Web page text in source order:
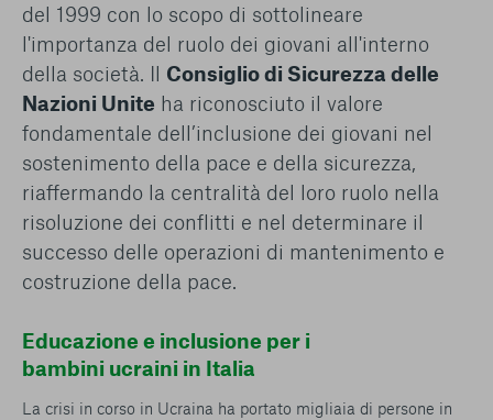
del 1999 con lo scopo di sottolineare
l'importanza del ruolo dei giovani all'interno
della società. Il Consiglio di Sicurezza delle
Nazioni Unite ha riconosciuto il valore
fondamentale dell’inclusione dei giovani nel
sostenimento della pace e della sicurezza,
riaffermando la centralità del loro ruolo nella
risoluzione dei conflitti e nel determinare il
successo delle operazioni di mantenimento e
costruzione della pace.
Educazione e inclusione per i
bambini ucraini in Italia
La crisi in corso in Ucraina ha portato migliaia di persone in